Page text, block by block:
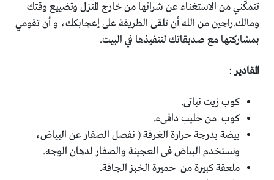
تتمكّني من الاستغناء عن شرائها من خارج المنزل وتضييع وقتك
ومالك.راجين من الله أن تلقى الطريقة على إعجابكك، و أن تقومي
بمشاركتها مع صديقاتك لتنفيذها في البيت.
المقادير:
كوب زيت نباتى.
كوب من حليب دافىء.
بيضة بدرجة حرارة الغرفة ( نفصل الصفار عن البياض،
ونستخدم البياض فى العجينة والصفار لدهان الوجه.
ملعقة كبيرة من خميرة الخبز الجافة.